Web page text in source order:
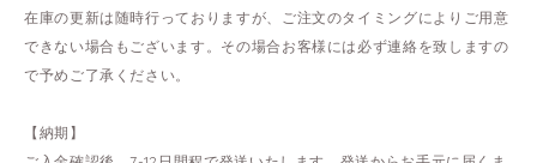
在庫の更新は随時行っておりますが、ご注文のタイミングによりご用意
できない場合もございます。その場合お客様には必ず連絡を致しますの
で予めご了承ください。
【納期】